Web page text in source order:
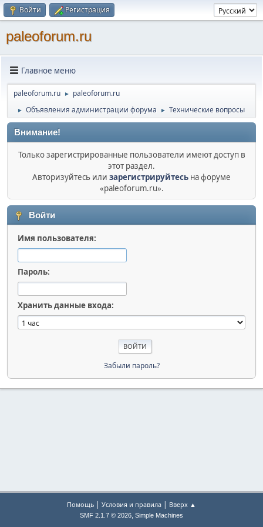
Войти Регистрация
paleoforum.ru
Главное меню
paleoforum.ru ► paleoforum.ru
► Объявления администрации форума ► Технические вопросы
Внимание!
Только зарегистрированные пользователи имеют доступ в
этот раздел.
Авторизуйтесь или зарегистрируйтесь на форуме
«paleoforum.ru».
Войти
Имя пользователя:
Пароль:
Хранить данные входа:
Забыли пароль?
Помощь | Условия и правила | Вверх ▲
SMF 2.1.7 © 2026, Simple Machines